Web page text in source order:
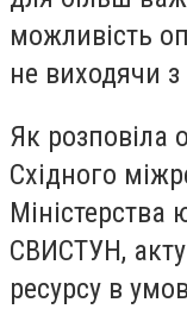
можливість
не виходячи
Як розповіла
Східного
Міністерства
СВИСТУН,
ресурсу в